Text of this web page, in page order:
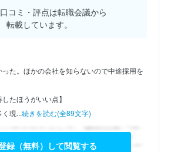
コミ・評点は転職会議から
転載しています。
た。ほかの会社を知らないので中途採用を
たほうがいい点】
現...続きを読む(全89文字)
録（無料）して閲覧する